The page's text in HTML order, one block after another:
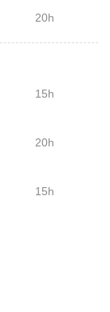
20h
15h
20h
15h